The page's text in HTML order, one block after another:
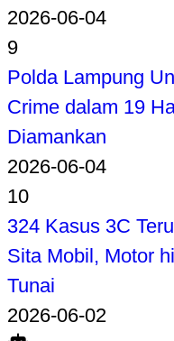
2026-06-04
9
Polda Lampung
Crime dalam 19
Diamankan
2026-06-04
10
324 Kasus 3C
Sita Mobil, Motor
Tunai
2026-06-02